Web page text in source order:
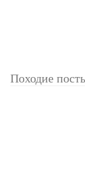
Походие